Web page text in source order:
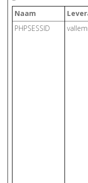
Naam
PHPSESSID